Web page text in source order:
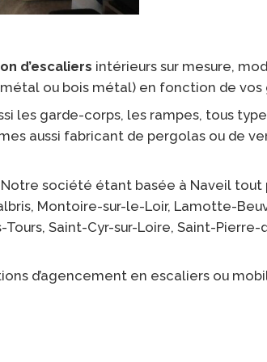
d’escaliers intérieurs sur mesure,
ou bois métal) en fonction de
les garde-corps, les rampes, tous
aussi fabricant de pergolas ou de
société étant basée à Naveil
Montoire-sur-le-Loir, Lamotte-
Saint-Cyr-sur-Loire, Saint-
d’agencement en escaliers ou